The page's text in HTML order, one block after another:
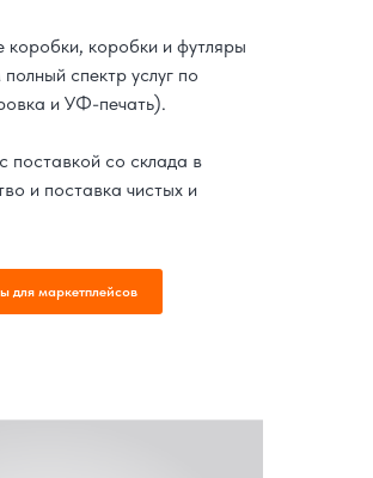
коробки и футляры
спектр услуг по
и УФ-печать).
поставкой со склада в
и поставка чистых и
для маркетплейсов